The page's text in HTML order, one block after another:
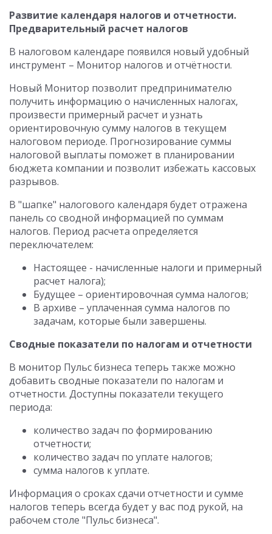
Развитие календаря налогов и отчетности.
Предварительный расчет налогов
В налоговом календаре появился новый удобный
инструмент – Монитор налогов и отчётности.
Новый Монитор позволит предпринимателю
получить информацию о начисленных налогах,
произвести примерный расчет и узнать
ориентировочную сумму налогов в текущем
налоговом периоде. Прогнозирование суммы
налоговой выплаты поможет в планировании
бюджета компании и позволит избежать кассовых
разрывов.
В "шапке" налогового календаря будет отражена
панель со сводной информацией по суммам
налогов. Период расчета определяется
переключателем:
Настоящее - начисленные налоги и примерный
расчет налога);
Будущее – ориентировочная сумма налогов;
В архиве – уплаченная сумма налогов по
задачам, которые были завершены.
Сводные показатели по налогам и отчетности
В монитор Пульс бизнеса теперь также можно
добавить сводные показатели по налогам и
отчетности. Доступны показатели текущего
периода:
количество задач по формированию
отчетности;
количество задач по уплате налогов;
сумма налогов к уплате.
Информация о сроках сдачи отчетности и сумме
налогов теперь всегда будет у вас под рукой, на
рабочем столе "Пульс бизнеса".